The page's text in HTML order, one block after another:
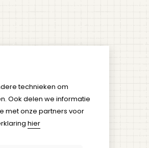
technieken om
Ook delen we informatie
met onze partners voor
hier